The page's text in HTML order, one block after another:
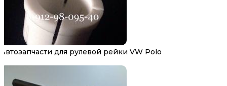
Автозапчасти для рулевой рейки VW Polo